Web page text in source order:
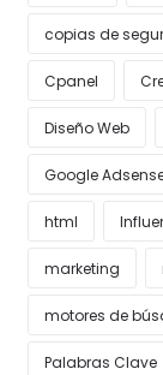
copias de
Cpanel
Diseño Web
Google
html
marketing
motores de
Palabras Clave